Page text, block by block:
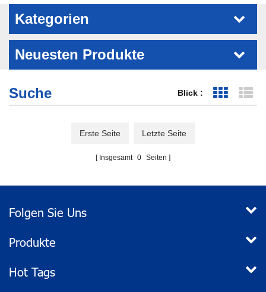
Kategorien
Neuesten Produkte
Suche Blick : Grid-
Erste Seite Letzte Seite
Insgesamt 0 Seiten
Folgen Sie Uns
Produkte
Hot Tags